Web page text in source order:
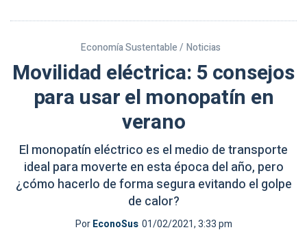
Economía Sustentable / Noticias
Movilidad eléctrica: 5 consejos
para usar el monopatín en
verano
El monopatín eléctrico es el medio de transporte
ideal para moverte en esta época del año, pero
¿cómo hacerlo de forma segura evitando el golpe
de calor?
PorEconoSus 01/02/2021, 3:33 pm